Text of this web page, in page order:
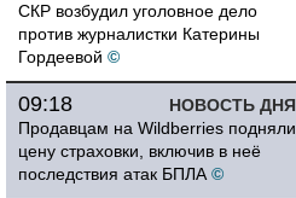
СКР возбудил уголовное дело
против журналистки Катерины
Гордеевой ©
НОВОСТЬ ДНЯ
09:18
Продавцам на Wildberries подняли
цену страховки, включив в неё
последствия атак БПЛА ©